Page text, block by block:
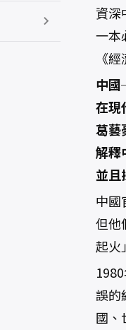
資深
一本
《
中國
在現
葛藝
解釋
並且
中國
但他
起火」
誤的
國、